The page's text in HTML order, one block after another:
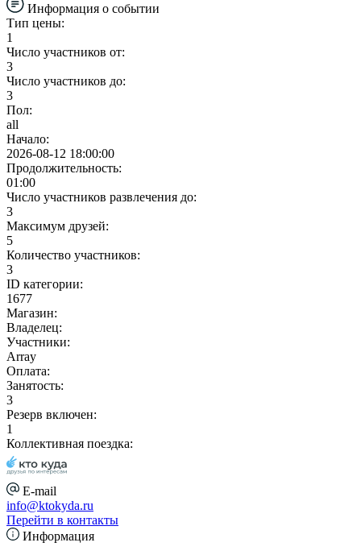
Информация о событии
Тип цены:
1
Число участников от:
3
Число участников до:
3
Пол:
all
Начало:
2026-08-12 18:00:00
Продолжительность:
01:00
Число участников развлечения до:
3
Максимум друзей:
5
Количество участников:
3
ID категории:
1677
Магазин:
Владелец:
Участники:
Array
Оплата:
Занятость:
3
Резерв включен:
1
Коллективная поездка:
E-mail
info@ktokyda.ru
Перейти в контакты
Информация